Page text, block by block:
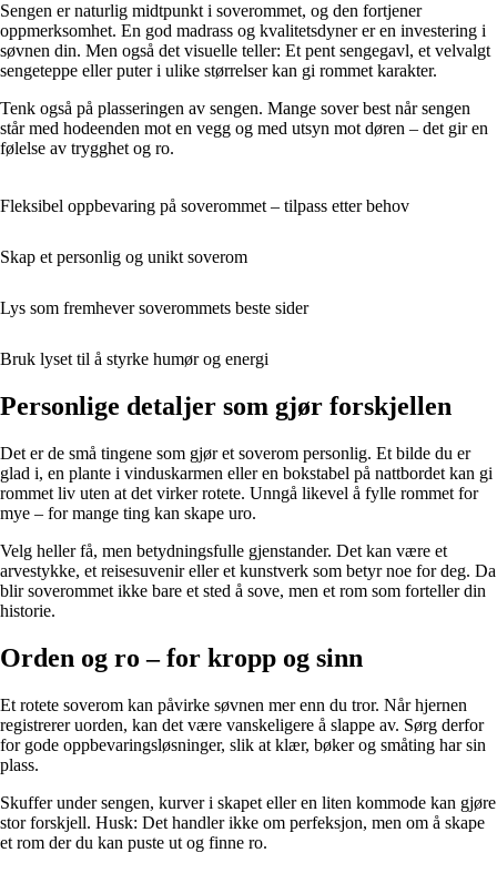
Sengen er naturlig midtpunkt i soverommet, og den fortjener
oppmerksomhet. En god madrass og kvalitetsdyner er en investering i
søvnen din. Men også det visuelle teller: Et pent sengegavl, et velvalgt
sengeteppe eller puter i ulike størrelser kan gi rommet karakter.
Tenk også på plasseringen av sengen. Mange sover best når sengen
står med hodeenden mot en vegg og med utsyn mot døren – det gir en
følelse av trygghet og ro.
Fleksibel oppbevaring på soverommet – tilpass etter behov
Skap et personlig og unikt soverom
Lys som fremhever soverommets beste sider
Bruk lyset til å styrke humør og energi
Personlige detaljer som gjør forskjellen
Det er de små tingene som gjør et soverom personlig. Et bilde du er
glad i, en plante i vinduskarmen eller en bokstabel på nattbordet kan gi
rommet liv uten at det virker rotete. Unngå likevel å fylle rommet for
mye – for mange ting kan skape uro.
Velg heller få, men betydningsfulle gjenstander. Det kan være et
arvestykke, et reisesuvenir eller et kunstverk som betyr noe for deg. Da
blir soverommet ikke bare et sted å sove, men et rom som forteller din
historie.
Orden og ro – for kropp og sinn
Et rotete soverom kan påvirke søvnen mer enn du tror. Når hjernen
registrerer uorden, kan det være vanskeligere å slappe av. Sørg derfor
for gode oppbevaringsløsninger, slik at klær, bøker og småting har sin
plass.
Skuffer under sengen, kurver i skapet eller en liten kommode kan gjøre
stor forskjell. Husk: Det handler ikke om perfeksjon, men om å skape
et rom der du kan puste ut og finne ro.